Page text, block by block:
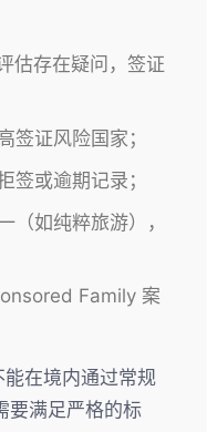
估存在疑问，签证
签证风险国家；
签或逾期记录；
（如纯粹旅游），
Family 案
在境内通过常规
要满足严格的标